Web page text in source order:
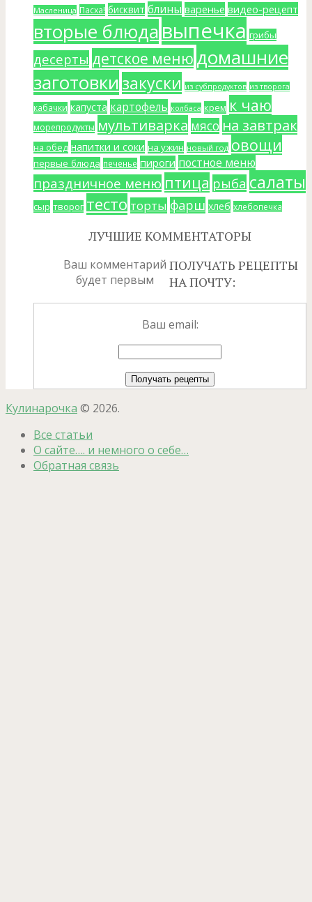
Масленица Пасха! бисквит блины варенье видео-рецепт
вторые блюдавыпечка грибы
десерты детское меню домашние
заготовкизакуски из субпродуктов из творога
кабачки капуста картофель колбаса крем к чаю
морепродукты мультиварка мясо на завтрак
на обед напитки и соки на ужин новый год овощи
первые блюда печенье пироги постное меню
праздничное меню птица рыба салаты
сыр творог тесто торты фарш хлеб хлебопечка
ЛУЧШИЕ КОММЕНТАТОРЫ
Ваш комментарий
будет первым
ПОЛУЧАТЬ РЕЦЕПТЫ
НА ПОЧТУ:
Ваш email:
Кулинарочка © 2026.
Все статьи
О сайте…. и немного о себе…
Обратная связь